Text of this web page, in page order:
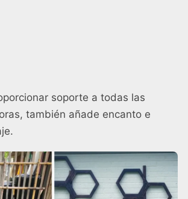
soporte a todas las
también añade encanto e